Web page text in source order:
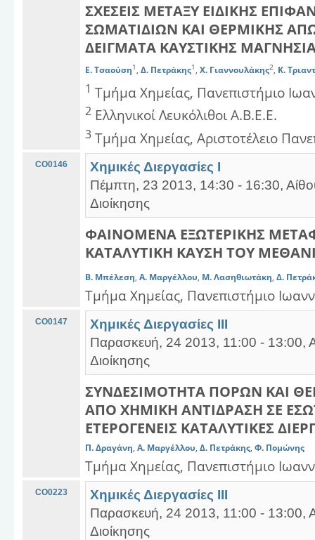
ΣΧΕΣΕΙΣ ΜΕΤΑΞΥ ΕΙΔΙΚΗΣ
ΣΩΜΑΤΙΔΙΩΝ ΚΑΙ ΘΕΡΜΙΚΗΣ
ΔΕΙΓΜΑΤΑ ΚΑΥΣΤΙΚΗΣ
Ε. Τσαούση1 , Δ. Πετράκης1 , Χ. Γιαννουλάκης2, Κ.
1 Τμήμα Χημείας, Πανεπιστήμιο
2 Ελληνικοί Λευκόλιθοι Α.B.E.Ε.
3 Τμήμα Χημείας, Αριστοτέλειο
CO0146
Χημικές Διεργασίες Ι
Πέμπτη, 23 2013, 14:30 - 16:30,
Διοίκησης
ΦΑΙΝΟΜΕΝΑ ΕΞΩΤΕΡΙΚΗΣ
ΚΑΤΑΛΥΤΙΚΗ ΚΑΥΣΗ ΤΟΥ
Β. Μπέλεση, Α. Μαργέλλου, Μ. Λασηθιωτάκη, Δ.
Τμήμα Χημείας, Πανεπιστήμιο
CO0147
Χημικές Διεργασίες ΙΙΙ
Παρασκευή, 24 2013, 11:00 - 13:00,
Διοίκησης
ΣΥΝΔΕΣΙΜΟΤΗΤΑ ΠΟΡΩΝ ΚΑΙ
ΑΠΟ ΧΗΜΙΚΗ ΑΝΤΙΔΡΑΣΗ ΣΕ
ΕΤΕΡΟΓΕΝΕΙΣ ΚΑΤΑΛΥΤΙΚΕΣ
Π. Δραγάνη, Α. Μαργέλλου, Δ. Πετράκης, Φ. Πομώνης
Τμήμα Χημείας, Πανεπιστήμιο
CO0223
Χημικές Διεργασίες ΙΙΙ
Παρασκευή, 24 2013, 11:00 - 13:00,
Διοίκησης